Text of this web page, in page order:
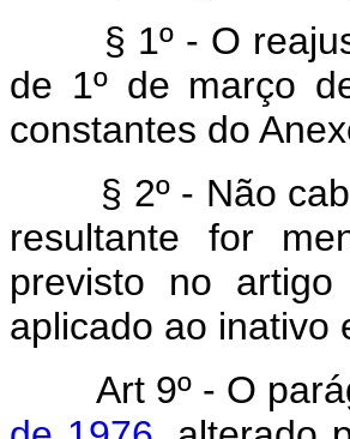
§ 1º - O
de 1º de março
constantes do
§ 2º - Não
resultante for
previsto no
aplicado ao inativo
Art 9º - O